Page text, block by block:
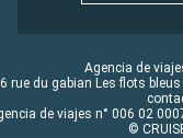
Agencia de
rue du gabian Les flots
de viajes n° 006 02
©